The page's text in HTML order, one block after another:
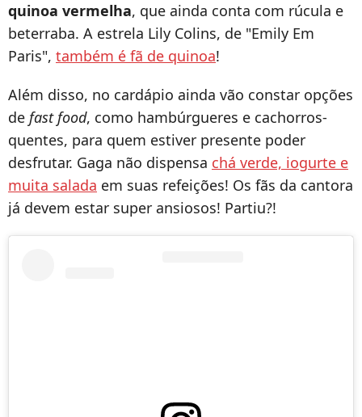
quinoa vermelha, que ainda conta com rúcula e
beterraba. A estrela Lily Colins, de "Emily Em
Paris", também é fã de quinoa!
Além disso, no cardápio ainda vão constar opções
de fast food, como hambúrgueres e cachorros-
quentes, para quem estiver presente poder
desfrutar. Gaga não dispensa chá verde, iogurte e
muita salada em suas refeições! Os fãs da cantora
já devem estar super ansiosos! Partiu?!